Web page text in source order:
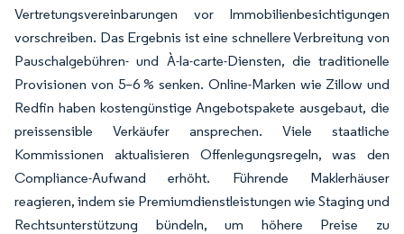
Vertretungsvereinbarungen vor Immobilienbesichtigungen
vorschreiben. Das Ergebnis ist eine schnellere Verbreitung von
Pauschalgebühren- und À-la-carte-Diensten, die traditionelle
Provisionen von 5–6 % senken. Online-Marken wie Zillow und
Redfin haben kostengünstige Angebotspakete ausgebaut, die
preissensible Verkäufer ansprechen. Viele staatliche
Kommissionen aktualisieren Offenlegungsregeln, was den
Compliance-Aufwand erhöht. Führende Maklerhäuser
reagieren, indem sie Premiumdienstleistungen wie Staging und
Rechtsunterstützung bündeln, um höhere Preise zu